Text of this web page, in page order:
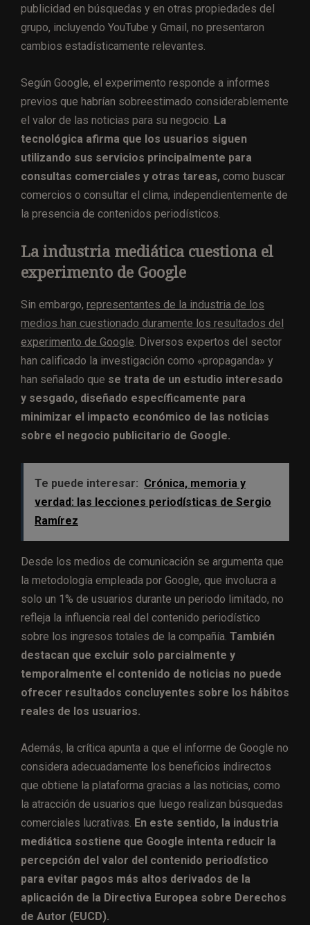
publicidad en búsquedas y en otras propiedades del
grupo, incluyendo YouTube y Gmail, no presentaron
cambios estadísticamente relevantes.
Según Google, el experimento responde a informes
previos que habrían sobreestimado considerablemente
el valor de las noticias para su negocio. La
tecnológica afirma que los usuarios siguen
utilizando sus servicios principalmente para
consultas comerciales y otras tareas, como buscar
comercios o consultar el clima, independientemente de
la presencia de contenidos periodísticos.
La industria mediática cuestiona el
experimento de Google
Sin embargo, representantes de la industria de los
medios han cuestionado duramente los resultados del
experimento de Google . Diversos expertos del sector
han calificado la investigación como «propaganda» y
han señalado que se trata de un estudio interesado
y sesgado, diseñado específicamente para
minimizar el impacto económico de las noticias
sobre el negocio publicitario de Google.
Te puede interesar: Crónica, memoria y
verdad: las lecciones periodísticas de Sergio
Ramírez
Desde los medios de comunicación se argumenta que
la metodología empleada por Google, que involucra a
solo un 1% de usuarios durante un periodo limitado, no
refleja la influencia real del contenido periodístico
sobre los ingresos totales de la compañía. También
destacan que excluir solo parcialmente y
temporalmente el contenido de noticias no puede
ofrecer resultados concluyentes sobre los hábitos
reales de los usuarios.
Además, la crítica apunta a que el informe de Google no
considera adecuadamente los beneficios indirectos
que obtiene la plataforma gracias a las noticias, como
la atracción de usuarios que luego realizan búsquedas
comerciales lucrativas. En este sentido, la industria
mediática sostiene que Google intenta reducir la
percepción del valor del contenido periodístico
para evitar pagos más altos derivados de la
aplicación de la Directiva Europea sobre Derechos
de Autor (EUCD).